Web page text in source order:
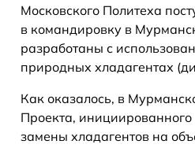
Московского Политеха
в командировку в
разработаны с
природных хладагентах
Как оказалось, в
Проекта,
замены хладагентов на